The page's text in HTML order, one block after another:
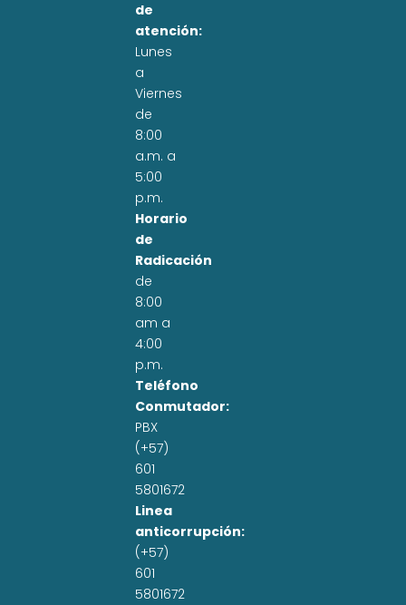
de
atención:
Lunes
a
Viernes
de
8:00
a.m. a
5:00
p.m.
Horario
de
Radicación
de
8:00
am a
4:00
p.m.
Teléfono
Conmutador:
PBX
(+57)
601
5801672
Linea
anticorrupción:
(+57)
601
5801672